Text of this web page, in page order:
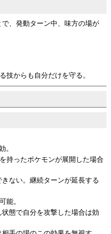
、発動ターン中、味方の場が
技からも自分だけを守る。
。
持ったポケモンが展開した場合
ない。継続ターンが延長する
能。
態で自分を攻撃した場合は効